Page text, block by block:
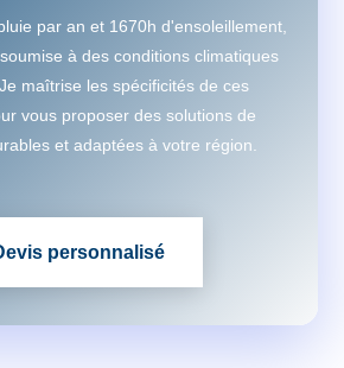
par an et 1670h d'ensoleillement,
à des conditions climatiques
maîtrise les spécificités de ces
vous proposer des solutions de
et adaptées à votre région.
personnalisé